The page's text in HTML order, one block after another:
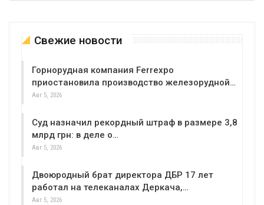
Свежие новости
Горнорудная компания Ferrexpo
приостановила производство железорудной…
Авг 5, 2026
Суд назначил рекордный штраф в размере 3,8
млрд грн: в деле о…
Авг 5, 2026
Двоюродный брат директора ДБР 17 лет
работал на телеканалах Деркача,…
Авг 5, 2026